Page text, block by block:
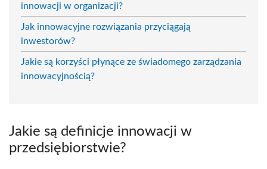
innowacji w organizacji?
Jak innowacyjne rozwiązania przyciągają
inwestorów?
Jakie są korzyści płynące ze świadomego zarządzania
innowacyjnością?
Jakie są definicje innowacji w
przedsiębiorstwie?